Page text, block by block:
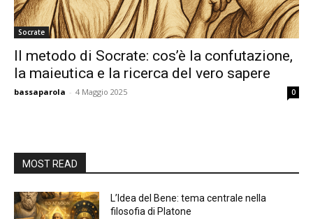
Socrate
Il metodo di Socrate: cos’è la confutazione,
la maieutica e la ricerca del vero sapere
bassaparola - 4 Maggio 2025 0
MOST READ
L’Idea del Bene: tema centrale nella
filosofia di Platone